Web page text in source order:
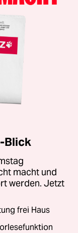
Blick
macht und
werden. Jetzt
frei Haus